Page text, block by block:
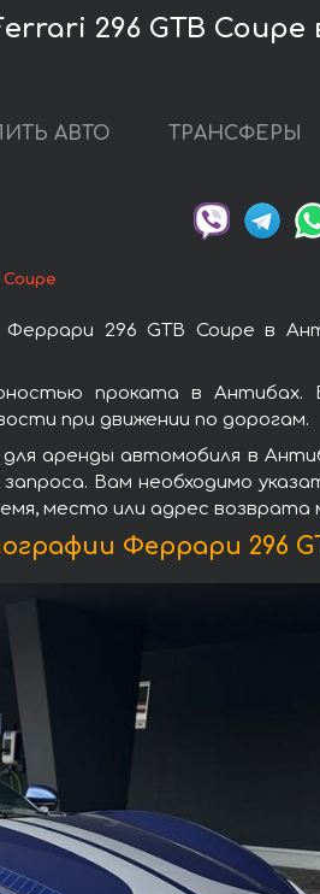
296 GTB Coupe
АВТО ТРАНСФЕРЫ
296 GTB Coupe в
проката в
при движении по дорогам.
аренды автомобиля в
Вам необходимо
место или адрес возврата
Феррари 296